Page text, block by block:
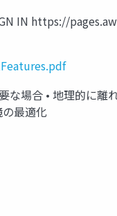
IN https://
な場合 • 地理的に離
最適化